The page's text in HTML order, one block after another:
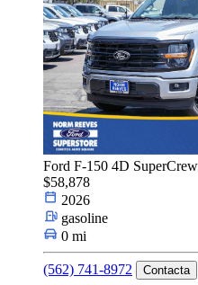
Ford F-150 4D SuperCrew
$58,878
2026
gasoline
0 mi
(562) 741-8972 Contacta